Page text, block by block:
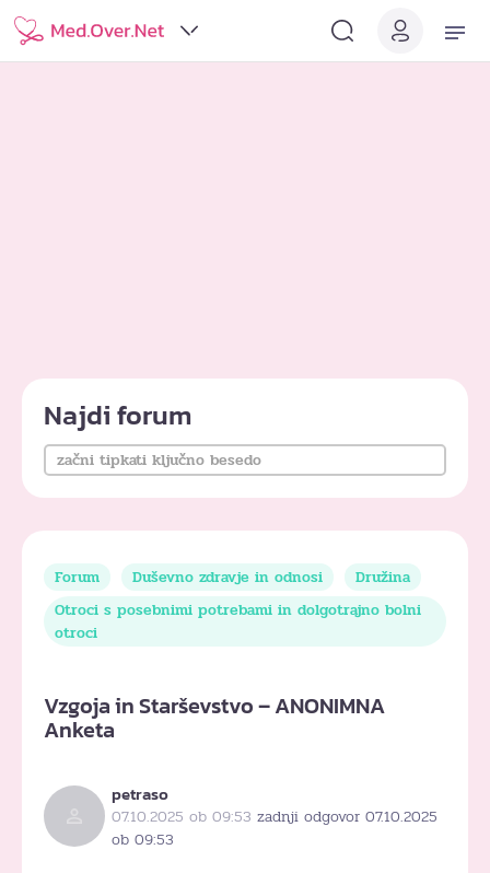
Najdi forum
Forum Duševno zdravje in odnosi
Družina
Otroci s posebnimi potrebami in dolgotrajno bolni
otroci
Vzgoja in Starševstvo – ANONIMNA
Anketa
petraso
07.10.2025 ob 09:53 zadnji odgovor 07.10.2025
ob 09:53